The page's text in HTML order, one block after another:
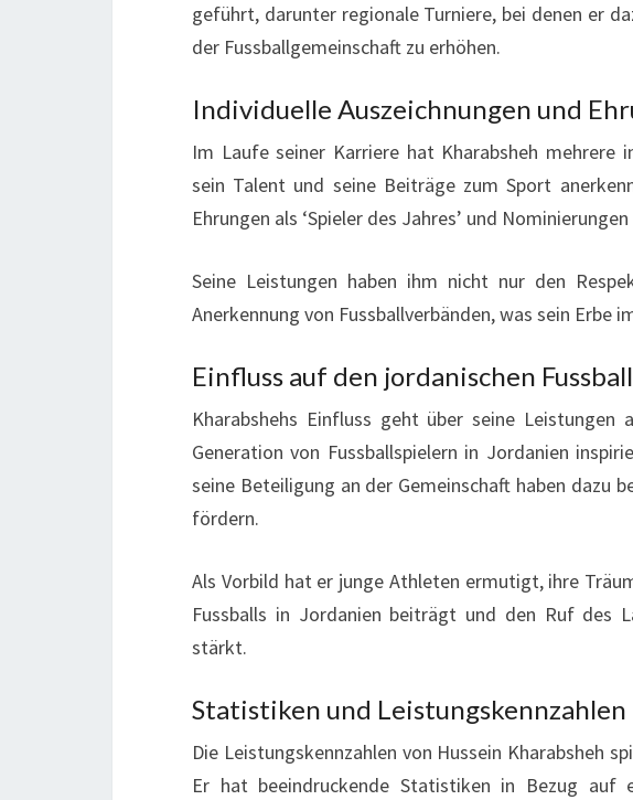
geführt, darunter regionale Turniere, bei denen er
der Fussballgemeinschaft zu erhöhen.
Individuelle Auszeichnungen und
Im Laufe seiner Karriere hat Kharabsheh mehrere
sein Talent und seine Beiträge zum Sport
Ehrungen als ‘Spieler des Jahres’ und
Seine Leistungen haben ihm nicht nur den
Anerkennung von Fussballverbänden, was sein Erbe
Einfluss auf den jordanischen Fussball
Kharabshehs Einfluss geht über seine
Generation von Fussballspielern in Jordanien
seine Beteiligung an der Gemeinschaft haben dazu
fördern.
Als Vorbild hat er junge Athleten ermutigt, ihre
Fussballs in Jordanien beiträgt und den Ruf des
stärkt.
Statistiken und Leistungskennzahlen
Die Leistungskennzahlen von Hussein Kharabsheh
Er hat beeindruckende Statistiken in Bezug auf